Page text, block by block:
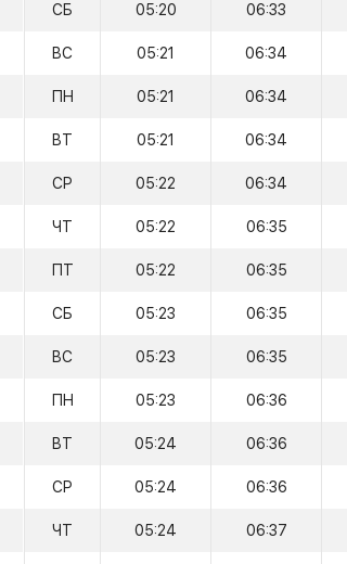
СБ 05:20 06:33
ВС 05:21 06:34
ПН 05:21 06:34
ВТ 05:21 06:34
СР 05:22 06:34
ЧТ 05:22 06:35
ПТ 05:22 06:35
СБ 05:23 06:35
ВС 05:23 06:35
ПН 05:23 06:36
ВТ 05:24 06:36
СР 05:24 06:36
ЧТ 05:24 06:37